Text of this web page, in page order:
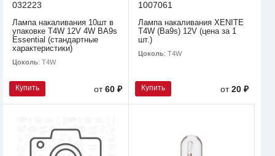
032223
Лампа накаливания 10шт в
упаковке T4W 12V 4W BA9s
Essential (стандартные
характеристики)
Цоколь: T4W
Купить от60 ₽
1007061
Лампа накаливания XENITE
T4W (Ba9s) 12V (цена за 1
шт.)
Цоколь: T4W
Купить от20 ₽